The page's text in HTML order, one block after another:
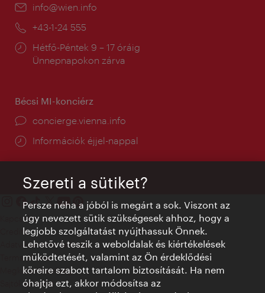
E-
info@wien.info
Telefon:
+43-1-24 555
Nyitva
tartás:
Hétfő-Péntek 9 – 17 óráig
Ünnepnapokon zárva
Bécsi MI-konciérz
concierge.vienna.info
Információk éjjel-nappal
Kapcsolat
Credits
Adatvédelmi nyilatkozat
Terms of Use
Megközelíthetőség
Sajtókapcsolat
Szereti a sütiket?
Persze néha a jóból is megárt a sok. Viszont az
úgy nevezett sütik szükségesek ahhoz, hogy a
legjobb szolgáltatást nyújthassuk Önnek.
Lehetővé teszik a weboldalak és kiértékelések
működtetését, valamint az Ön érdeklődési
köreire szabott tartalom biztosítását. Ha nem
óhajtja ezt, akkor módosítsa az